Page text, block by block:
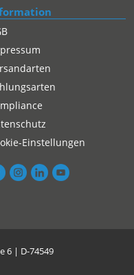
Einstellungen
6 | D-74549